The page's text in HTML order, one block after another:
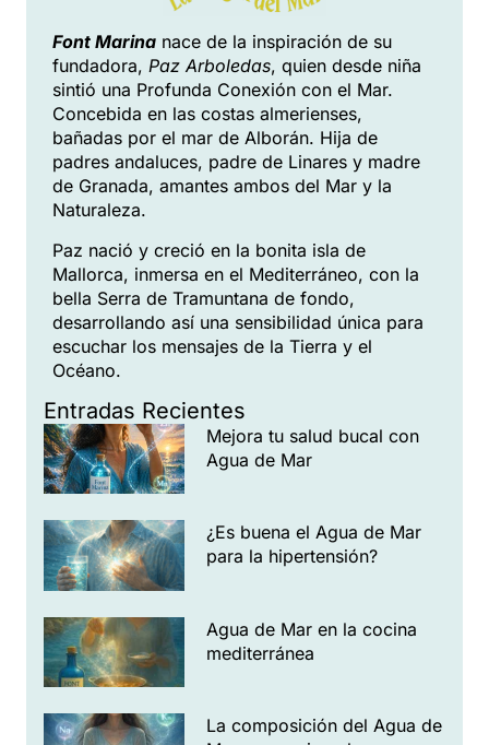
Font Marina nace de la inspiración de su
fundadora, Paz Arboledas, quien desde niña
sintió una Profunda Conexión con el Mar.
Concebida en las costas almerienses,
bañadas por el mar de Alborán. Hija de
padres andaluces, padre de Linares y madre
de Granada, amantes ambos del Mar y la
Naturaleza.
Paz nació y creció en la bonita isla de
Mallorca, inmersa en el Mediterráneo, con la
bella Serra de Tramuntana de fondo,
desarrollando así una sensibilidad única para
escuchar los mensajes de la Tierra y el
Océano.
Entradas Recientes
Mejora tu salud bucal con
Agua de Mar
¿Es buena el Agua de Mar
para la hipertensión?
Agua de Mar en la cocina
mediterránea
La composición del Agua de